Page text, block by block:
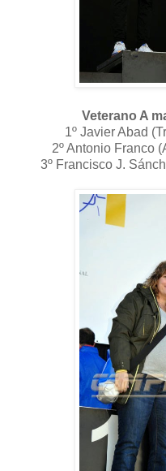
Veterano A
1º Javier Abad
2º Antonio Franco
3º Francisco J.